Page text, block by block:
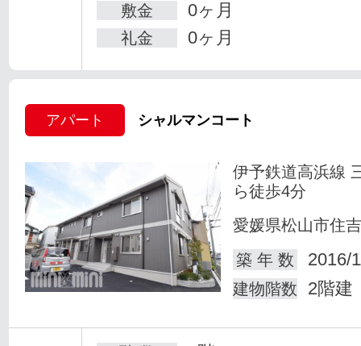
敷金 0ヶ月
礼金 0ヶ月
アパート シャルマンコート
伊予鉄道高浜線
ら徒歩4分
愛媛県松山市住吉
築 年 数
2016/
建物階数 2階建